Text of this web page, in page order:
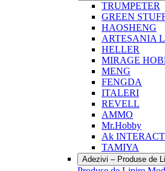
TRUMPETER
GREEN
HAOSHENG
ARTESANIA
HELLER
MIRAGE
MENG
FENGDA
ITALERI
REVELL
AMMO
Mr.Hobby
Ak
TAMIYA
Adezivi – Produse de